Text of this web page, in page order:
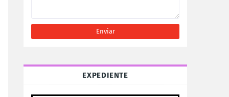
EXPEDIENTE